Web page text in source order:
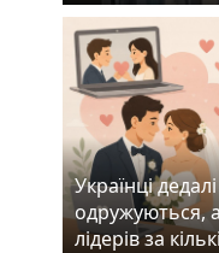
Українці
одружуються,
лідерів за